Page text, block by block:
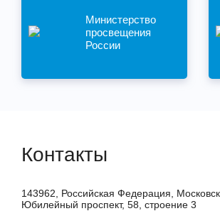
Министерство
просвещения
России
Контакты
143962, Российская Федерация,
Юбилейный проспект, 58, строение 3